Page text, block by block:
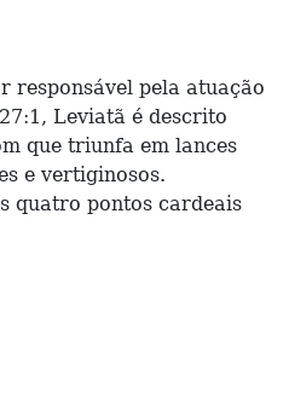
pela atuação
Leviatã é descrito
que triunfa em lances
e vertiginosos.
quatro pontos cardeais